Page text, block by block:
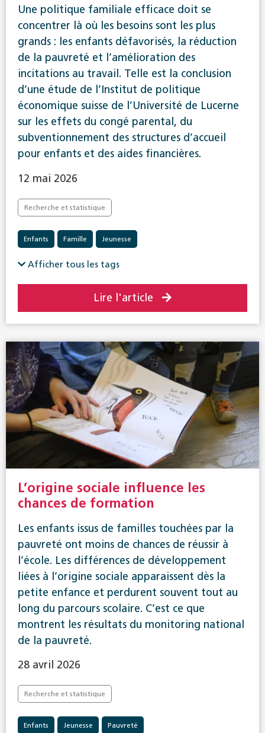
Une politique familiale efficace doit se
concentrer là où les besoins sont les plus
grands : les enfants défavorisés, la réduction
de la pauvreté et l’amélioration des
incitations au travail. Telle est la conclusion
d’une étude de l’Institut de politique
économique suisse de l’Université de Lucerne
sur les effets du congé parental, du
subventionnement des structures d’accueil
pour enfants et des aides financières.
12 mai 2026
Recherche et statistique
Enfants Famille Jeunesse
Afficher tous les tags
Lire l'article
L’origine sociale influence les
chances de formation
Les enfants issus de familles touchées par la
pauvreté ont moins de chances de réussir à
l’école. Les différences de développement
liées à l’origine sociale apparaissent dès la
petite enfance et perdurent souvent tout au
long du parcours scolaire. C’est ce que
montrent les résultats du monitoring national
de la pauvreté.
28 avril 2026
Recherche et statistique
Enfants Jeunesse Pauvreté